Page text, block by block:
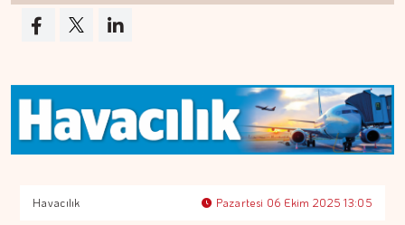
Havacılık Pazartesi 06 Ekim 2025 13:05